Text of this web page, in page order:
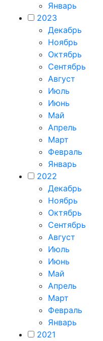
Январь
2023
Декабрь
Ноябрь
Октябрь
Сентябрь
Август
Июль
Июнь
Май
Апрель
Март
Февраль
Январь
2022
Декабрь
Ноябрь
Октябрь
Сентябрь
Август
Июль
Июнь
Май
Апрель
Март
Февраль
Январь
2021